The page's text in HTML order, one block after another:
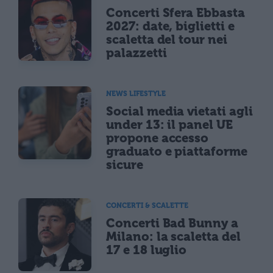
Concerti Sfera Ebbasta
2027: date, biglietti e
scaletta del tour nei
palazzetti
NEWS LIFESTYLE
Social media vietati agli
under 13: il panel UE
propone accesso
graduato e piattaforme
sicure
CONCERTI & SCALETTE
Concerti Bad Bunny a
Milano: la scaletta del
17 e 18 luglio